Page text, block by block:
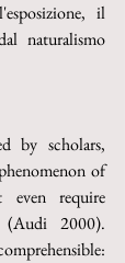
il
naturalismo
by scholars,
of
require
(Audi 2000).